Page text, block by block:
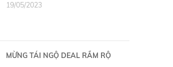
19/05/2023
MỪNG TÁI NGỘ DEAL RẦM RỘ